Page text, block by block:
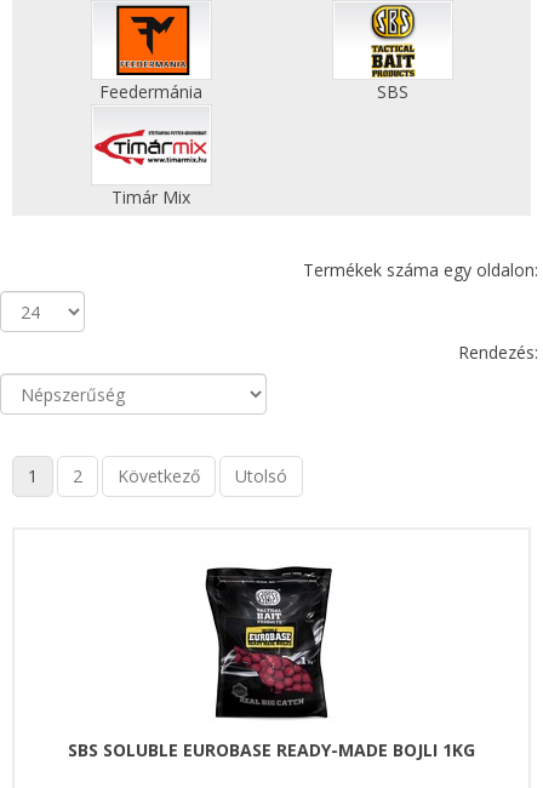
Feedermánia SBS
Timár Mix
Termékek száma egy oldalon:
Rendezés:
1 2 Következő Utolsó
SBS SOLUBLE EUROBASE READY-MADE BOJLI 1KG